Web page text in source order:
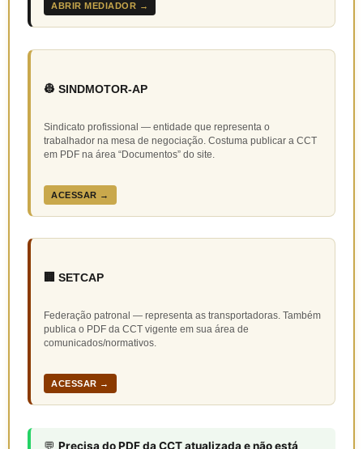
ABRIR MEDIADOR →
👷 SINDMOTOR-AP
Sindicato profissional — entidade que representa o
trabalhador na mesa de negociação. Costuma publicar a CCT
em PDF na área “Documentos” do site.
ACESSAR →
🏢 SETCAP
Federação patronal — representa as transportadoras. Também
publica o PDF da CCT vigente em sua área de
comunicados/normativos.
ACESSAR →
💬 Precisa do PDF da CCT atualizada e não está